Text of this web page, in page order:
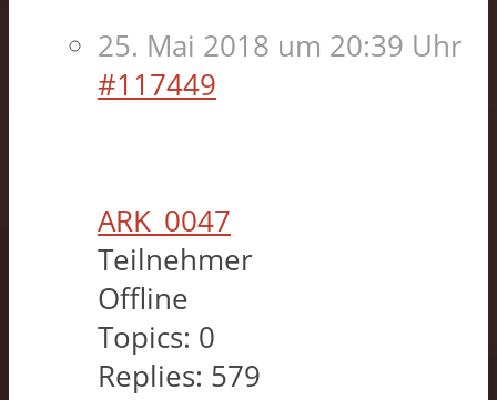
25. Mai 2018 um 20:39 Uhr
#117449
ARK_0047
Teilnehmer
Offline
Topics: 0
Replies: 579